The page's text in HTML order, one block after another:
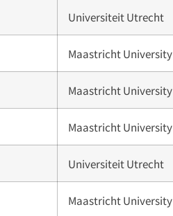
Universiteit Utrecht
Maastricht University
Maastricht University
Maastricht University
Universiteit Utrecht
Maastricht University